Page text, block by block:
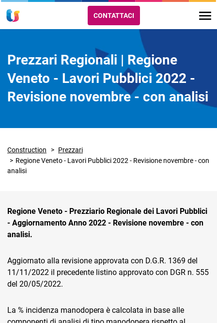
Ecommerce
CONTATTACI
Prezzari Regionali | Regione
Veneto - Lavori Pubblici 2022 -
Revisione novembre - con analisi
Construction
Prezzari
Regione Veneto - Lavori Pubblici 2022 - Revisione novembre - con
analisi
Regione Veneto - Prezziario Regionale dei Lavori Pubblici
- Aggiornamento Anno 2022 - Revisione novembre - con
analisi.
Aggiornato alla revisione approvata con D.G.R. 1369 del
11/11/2022 il precedente listino approvato con DGR n. 555
del 20/05/2022.
La % incidenza manodopera è calcolata in base alle